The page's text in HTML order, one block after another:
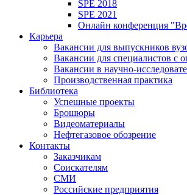
SPE 2018
SPE 2021
Онлайн конференция
Карьера
Вакансии для выпускников
Вакансии для специалистов с
Вакансии в научно-
Производственная практика
Библиотека
Успешные проекты
Брошюры
Видеоматериалы
Нефтегазовое обозрение
Контакты
Заказчикам
Соискателям
СМИ
Российские предприятия